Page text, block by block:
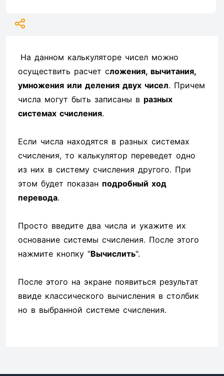
На данном калькуляторе чисел можно
осуществить расчет сложения, вычитания,
умножения или деления двух чисел. Причем
числа могут быть записаны в разных
системах счисления.
Если числа находятся в разных системах
счисления, то калькулятор переведет одно
из них в систему счисления другого. При
этом будет показан подробный ход
перевода.
Просто введите два числа и укажите их
основание системы счисления. После этого
нажмите кнопку "Вычислить".
После этого на экране появиться результат
ввиде классического вычисления в столбик
но в выбранной системе счисления.